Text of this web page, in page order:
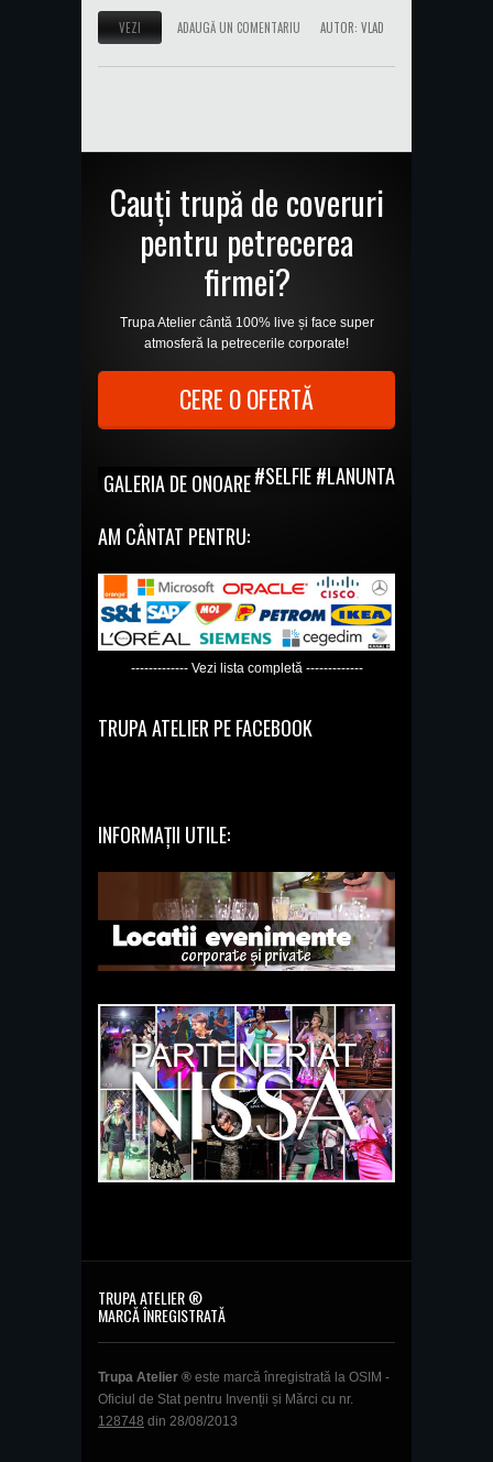
VEZI ADAUGĂ UN COMENTARIU AUTOR: VLAD
Cauți trupă de coveruri
pentru petrecerea
firmei?
Trupa Atelier cântă 100% live și face super
atmosferă la petrecerile corporate!
CERE O OFERTĂ
GALERIA DE ONOARE#SELFIE #LANUNTA
AM CÂNTAT PENTRU:
------------- Vezi lista completă -------------
TRUPA ATELIER PE FACEBOOK
INFORMAȚII UTILE:
TRUPA ATELIER ®
MARCĂ ÎNREGISTRATĂ
Trupa Atelier ® este marcă înregistrată la OSIM -
Oficiul de Stat pentru Invenții și Mărci cu nr.
128748 din 28/08/2013